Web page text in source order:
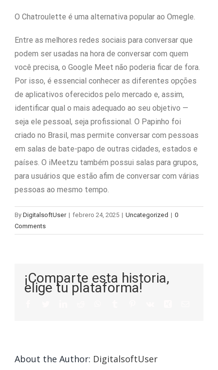
O Chatroulette é uma alternativa popular ao Omegle.
Entre as melhores redes sociais para conversar que
podem ser usadas na hora de conversar com quem
você precisa, o Google Meet não poderia ficar de fora.
Por isso, é essencial conhecer as diferentes opções
de aplicativos oferecidos pelo mercado e, assim,
identificar qual o mais adequado ao seu objetivo —
seja ele pessoal, seja profissional. O Papinho foi
criado no Brasil, mas permite conversar com pessoas
em salas de bate-papo de outras cidades, estados e
países. O iMeetzu também possui salas para grupos,
para usuários que estão afim de conversar com várias
pessoas ao mesmo tempo.
By DigitalsoftUser | febrero 24, 2025 | Uncategorized | 0
Comments
¡Comparte esta historia,
elige tu plataforma!
About the Author: DigitalsoftUser